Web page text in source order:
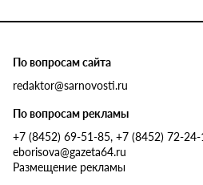
По вопросам сайта
redaktor@sarnovosti.ru
По вопросам рекламы
+7 (8452) 69-51-85, +7 (8452) 72-
eborisova@gazeta64.ru
Размещение рекламы